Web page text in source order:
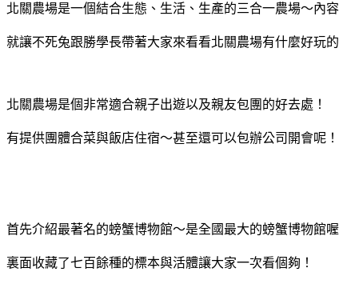
北關農場是一個結合生態、生活、生產的三合一農場～內
就讓不死兔跟勝學長帶著大家來看看北關農場有什麼好玩
北關農場是個非常適合親子出遊以及親友包團的好去處！
有提供團體合菜與飯店住宿～甚至還可以包辦公司開會呢！
首先介紹最著名的螃蟹博物館～是全國最大的螃蟹博物館喔
裏面收藏了七百餘種的標本與活體讓大家一次看個夠！